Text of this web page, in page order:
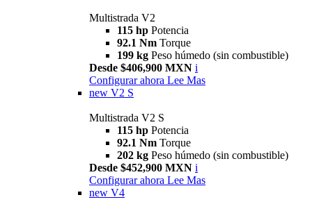
Multistrada V2
115 hp Potencia
92.1 Nm Torque
199 kg Peso húmedo (sin combustible)
Desde $406,900 MXN i
Configurar ahora Lee Mas
new V2 S
Multistrada V2 S
115 hp Potencia
92.1 Nm Torque
202 kg Peso húmedo (sin combustible)
Desde $452,900 MXN i
Configurar ahora Lee Mas
new V4